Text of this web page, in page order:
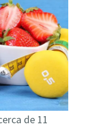
de 11